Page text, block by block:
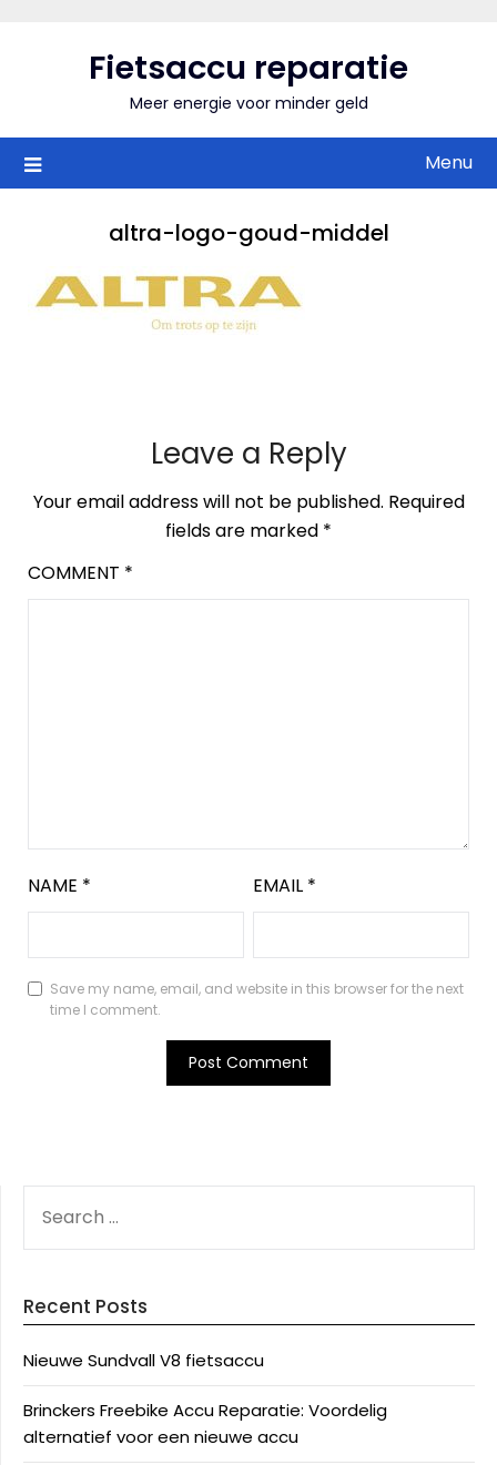
Fietsaccu reparatie
Meer energie voor minder geld
Menu
altra-logo-goud-middel
Leave a Reply
Your email address will not be published. Required
fields are marked *
COMMENT *
NAME * EMAIL *
Save my name, email, and website in this browser for the next
time I comment.
FOR:
Recent Posts
Nieuwe Sundvall V8 fietsaccu
Brinckers Freebike Accu Reparatie: Voordelig
alternatief voor een nieuwe accu